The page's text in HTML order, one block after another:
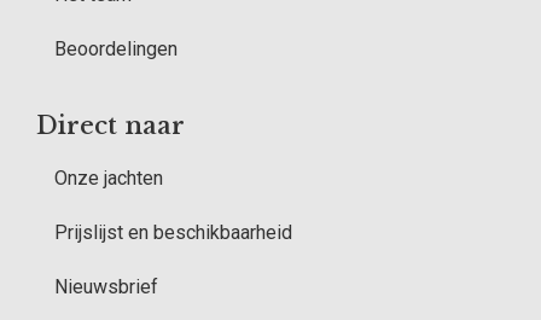
Beoordelingen
Direct naar
Onze jachten
Prijslijst en beschikbaarheid
Nieuwsbrief